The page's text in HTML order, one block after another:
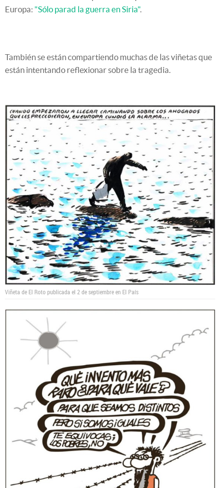
Europa: "Sólo parad la guerra en Siria".
También se están compartiendo muchas de las viñetas que
están intentando reflexionar sobre la tragedia.
Viñeta de El Roto publicada el 2 de septiembre en El País